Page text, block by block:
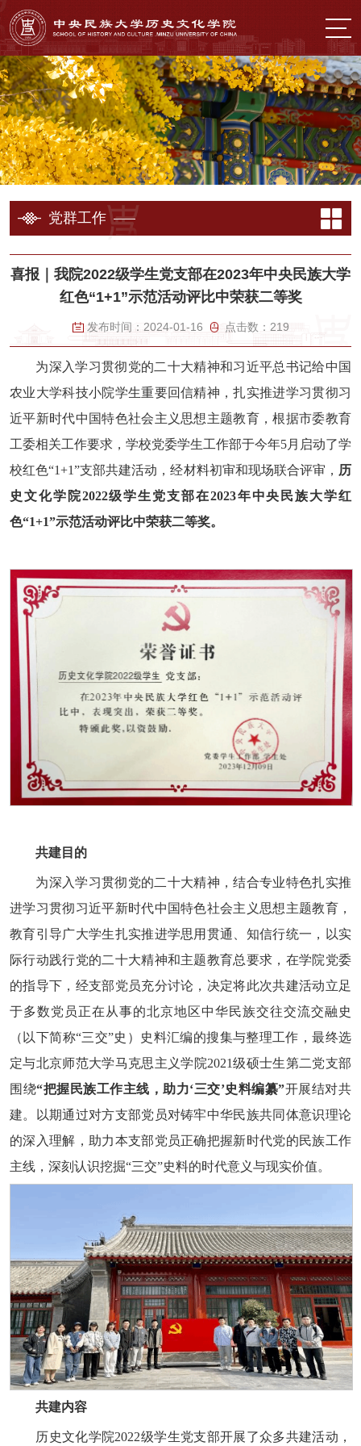
党群工作
喜报｜我院2022级学生党支部在2023年中央民族大学
红色“1+1”示范活动评比中荣获二等奖
发布时间： 2024-01-16 点击数： 219
为深入学习贯彻党的二十大精神和习近平总书记给中国
农业大学科技小院学生重要回信精神，扎实推进学习贯彻习
近平新时代中国特色社会主义思想主题教育，根据市委教育
工委相关工作要求，学校党委学生工作部于今年5月启动了学
校红色“1+1”支部共建活动，经材料初审和现场联合评审， 历
史文化学院2022级学生党支部在2023年中央民族大学红
色“1+1”示范活动评比中荣获二等奖。
共建目的
为深入学习贯彻党的二十大精神，结合专业特色扎实推
进学习贯彻习近平新时代中国特色社会主义思想主题教育，
教育引导广大学生扎实推进学思用贯通、知信行统一，以实
际行动践行党的二十大精神和主题教育总要求，在学院党委
的指导下，经支部党员充分讨论，决定将此次共建活动立足
于多数党员正在从事的北京地区中华民族交往交流交融史
（以下简称“三交”史）史料汇编的搜集与整理工作，最终选
定与北京师范大学马克思主义学院2021级硕士生第二党支部
围绕“把握民族工作主线，助力‘三交’史料编纂”开展结对共
建。以期通过对方支部党员对铸牢中华民族共同体意识理论
的深入理解，助力本支部党员正确把握新时代党的民族工作
主线，深刻认识挖掘“三交”史料的时代意义与现实价值。
共建内容
历史文化学院2022级学生党支部开展了众多共建活动，